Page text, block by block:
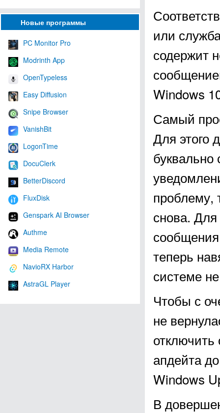
Новые программы
PC Monitor Pro
Modrinth App
OpenTypeless
Easy Diffusion
Snipe Browser
VanishBit
LogonTime
DocuClerk
BetterDiscord
FluxDisk
Genspark AI Browser
Authme
Media Remote
NavioRX Harbor
AstraGL Player
или
содержит
Windows
Самый
Для этого
буквально
проблему,
снова. Для
теперь
системе
Чтобы с
не
апдейта
Windows
В